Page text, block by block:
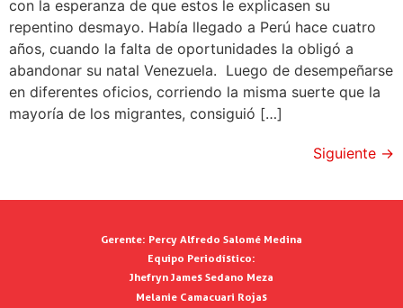
con la esperanza de que estos le explicasen su
repentino desmayo. Había llegado a Perú hace cuatro
años, cuando la falta de oportunidades la obligó a
abandonar su natal Venezuela. Luego de desempeñarse
en diferentes oficios, corriendo la misma suerte que la
mayoría de los migrantes, consiguió […]
Siguiente →
Gerente: Percy Alfredo Salomé Medina
Equipo Periodístico:
Jhefryn James Sedano Meza
Melanie Camacuari Rojas